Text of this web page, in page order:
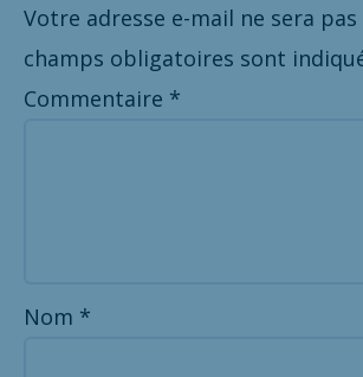
Votre adresse e-mail ne sera
champs obligatoires sont
Commentaire *
Nom *